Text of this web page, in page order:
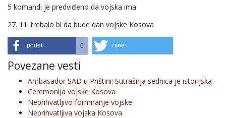
5 komandi je predviđeno da vojska ima
27. 11. trebalo bi da bude dan vojske Kosova
podeli 0 твеет
Povezane vesti
Ambasador SAD u Prištini: Sutrašnja sednica je istorijska
Ceremonija vojske Kosova
Neprihvatljivo formiranje vojske
Neprihvatljiva vojska Kosova